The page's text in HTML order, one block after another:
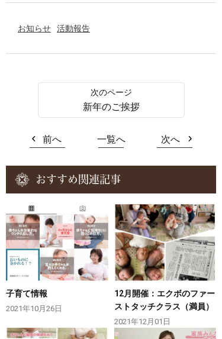
お知らせ 活動報告
新年のご挨拶
前へ 一覧へ 次へ
おすすめ関連記事
子育て情報
2021年10月26日
12月開催：エクボのファー
ストタッチクラス（満員）
2021年12月01日